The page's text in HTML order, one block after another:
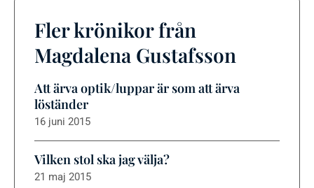
Fler krönikor från
Magdalena Gustafsson
Att ärva optik/luppar är som att ärva
löständer
16 juni 2015
Vilken stol ska jag välja?
21 maj 2015